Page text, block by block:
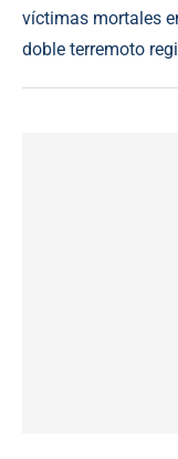
víctimas mortales
doble terremoto